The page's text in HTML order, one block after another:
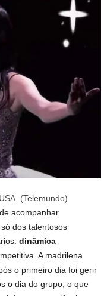
(Telemundo)
acompanhar
dos talentosos
dinâmica
A madrilena
o primeiro dia foi gerir
o dia do grupo, o que